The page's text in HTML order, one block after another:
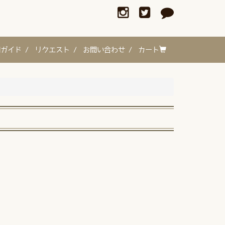
ガイド / リクエスト / お問い合わせ / カート